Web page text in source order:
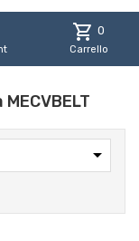
shopping_cart 0
Carrello
